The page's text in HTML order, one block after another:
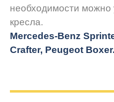
необходимости можно
кресла.
Mercedes-Benz
Crafter, Peugeot Boxer.